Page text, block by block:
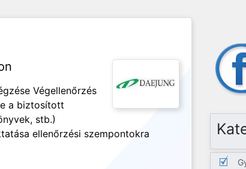
Végellenőrzés
a biztosított
stb.)
ellenőrzési szempontokra